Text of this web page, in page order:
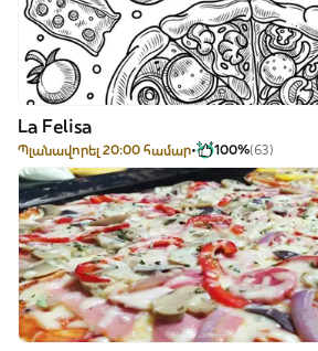
La Felisa
Պլանավորել 20:00 համար 100%(63)